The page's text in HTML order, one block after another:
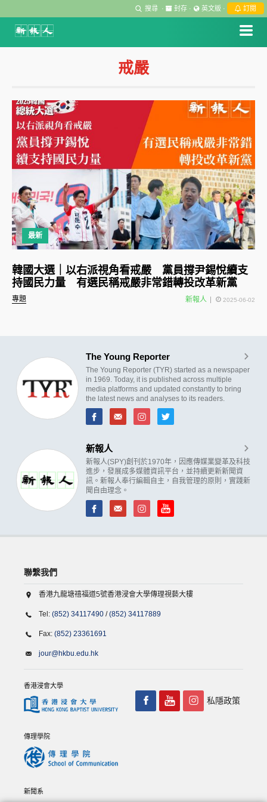
搜尋 · 封存 · 英文版 · 訂閱
戒嚴
最新
專題
韓國大選｜以右派視角看戒嚴 黨員撐尹錫悅續支
持國民力量 有選民稱戒嚴非常錯轉投改革新黨
新報人 2025-06-02
The Young Reporter
The Young Reporter (TYR) started as a newspaper
in 1969. Today, it is published across multiple
media platforms and updated constantly to bring
the latest news and analyses to its readers.
新報人
新報人(SPY)創刊於1970年，因應傳媒業變革及科技
進步，發展成多媒體資訊平台，並持續更新新聞資
訊。新報人奉行編輯自主，自我管理的原則，實踐新
聞自由理念。
聯繫我們
香港九龍塘禧福道5號香港浸會大學傳理視藝大樓
Tel: (852) 34117490 /(852) 34117889
Fax: (852) 23361691
jour@hkbu.edu.hk
香港浸會大學
傳理學院
新聞系
私隱政策